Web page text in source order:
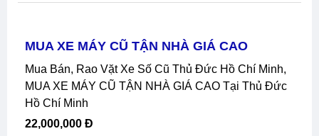
MUA XE MÁY CŨ TẬN NHÀ GIÁ CAO
Mua Bán, Rao Vặt Xe Số Cũ Thủ Đức Hồ Chí Minh,
MUA XE MÁY CŨ TẬN NHÀ GIÁ CAO Tại Thủ Đức
Hồ Chí Minh
22,000,000 Đ